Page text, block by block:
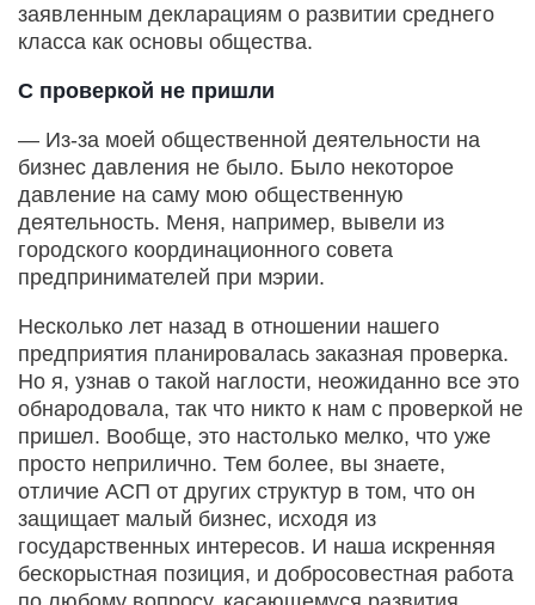
заявленным декларациям о развитии среднего
класса как основы общества.
С проверкой не пришли
— Из-за моей общественной деятельности на
бизнес давления не было. Было некоторое
давление на саму мою общественную
деятельность. Меня, например, вывели из
городского координационного совета
предпринимателей при мэрии.
Несколько лет назад в отношении нашего
предприятия планировалась заказная проверка.
Но я, узнав о такой наглости, неожиданно все это
обнародовала, так что никто к нам с проверкой не
пришел. Вообще, это настолько мелко, что уже
просто неприлично. Тем более, вы знаете,
отличие АСП от других структур в том, что он
защищает малый бизнес, исходя из
государственных интересов. И наша искренняя
бескорыстная позиция, и добросовестная работа